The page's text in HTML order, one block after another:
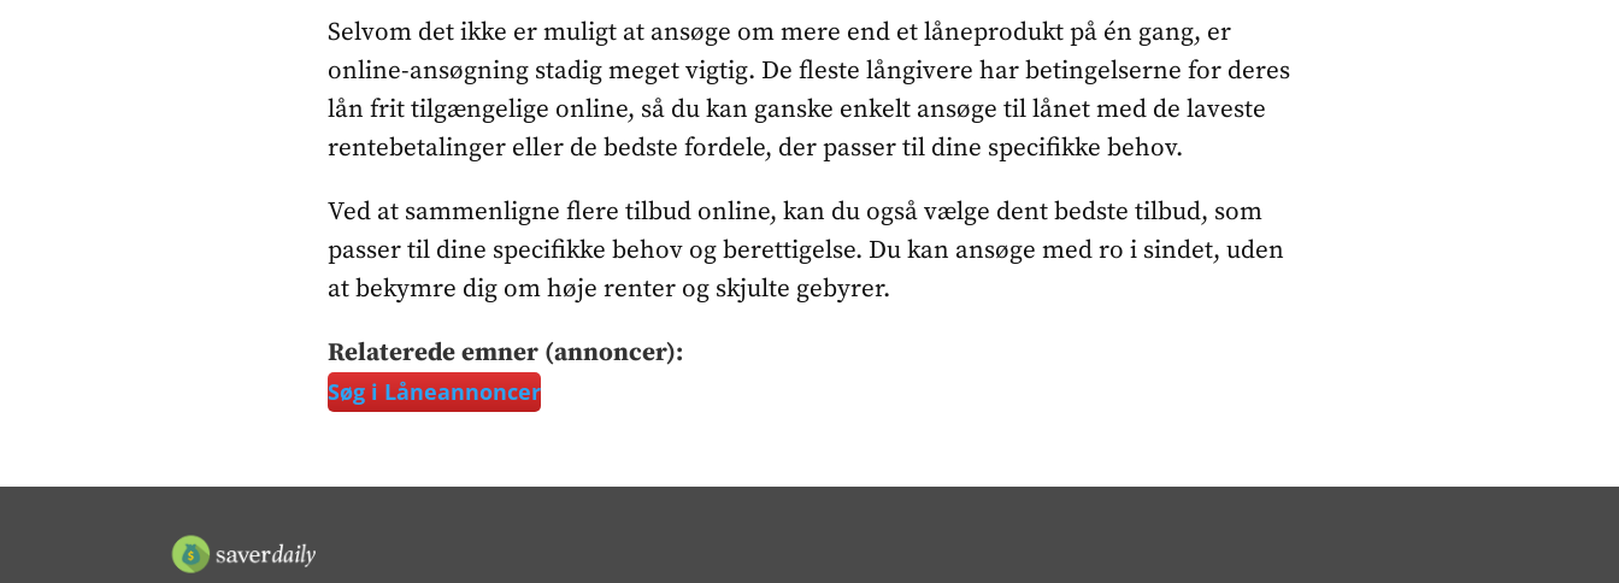
Selvom det ikke er muligt at ansøge om mere end et låneprodukt på én gang, er
online-ansøgning stadig meget vigtig. De fleste långivere har betingelserne for deres
lån frit tilgængelige online, så du kan ganske enkelt ansøge til lånet med de laveste
rentebetalinger eller de bedste fordele, der passer til dine specifikke behov.
Ved at sammenligne flere tilbud online, kan du også vælge dent bedste tilbud, som
passer til dine specifikke behov og berettigelse. Du kan ansøge med ro i sindet, uden
at bekymre dig om høje renter og skjulte gebyrer.
Relaterede emner (annoncer):
Søg i Låneannoncer